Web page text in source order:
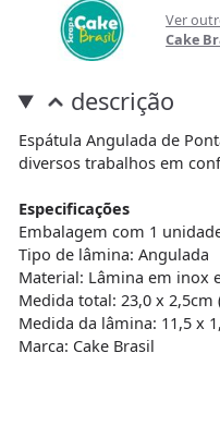
Ver
Cake
descrição
Espátula Angulada de
diversos trabalhos em
Especificações
Embalagem com 1
Tipo de lâmina: Angulada
Material: Lâmina em inox
Medida total: 23,0 x
Medida da lâmina: 11,5 x
Marca: Cake Brasil